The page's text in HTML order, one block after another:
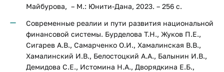
Майбурова, – М.: Юнити-Дана, 2023. – 256 с.
Современные реалии и пути развития национальной
финансовой системы. Бурделова Т.Н., Жуков П.Е.,
Сигарев А.В., Самарченко О.И., Хамалинская В.В.,
Хамалинский И.В., Белостоцкий А.А., Балынин И.В.,
Демидова С.Е., Истомина Н.А., Дворядкина Е.Б.,